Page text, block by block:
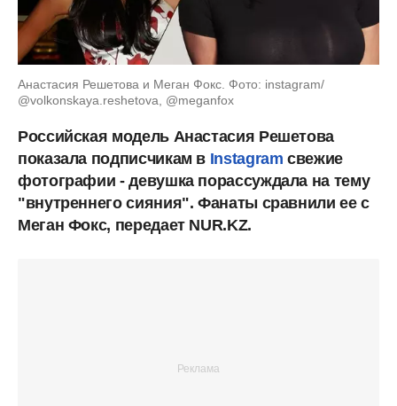
Анастасия Решетова и Меган Фокс. Фото: instagram/
@volkonskaya.reshetova, @meganfox
Российская модель Анастасия Решетова
показала подписчикам в Instagram свежие
фотографии - девушка порассуждала на тему
"внутреннего сияния". Фанаты сравнили ее с
Меган Фокс, передает NUR.KZ.